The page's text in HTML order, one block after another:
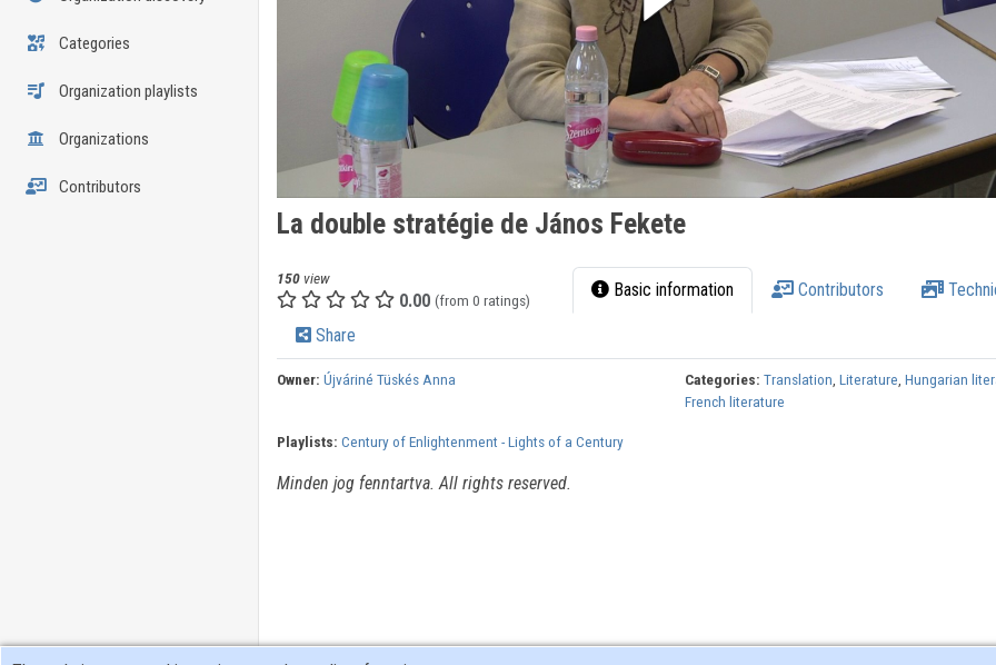
Categories
Organization playlists
Organizations
Contributors
La double stratégie de János Fekete
150view
0.00 (from 0 ratings) Basic information Contributors
Share
Owner: Újváriné Tüskés Anna Categories: Translation,Literature,Hungarian
French literature
Playlists: Century of Enlightenment - Lights of a Century
Minden jog fenntartva. All rights reserved.